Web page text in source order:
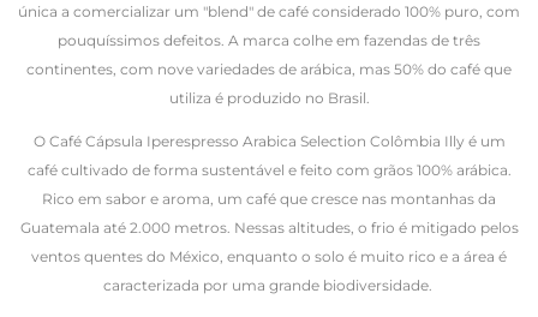
única a comercializar um "blend" de café considerado 100% puro, com
pouquíssimos defeitos. A marca colhe em fazendas de três
continentes, com nove variedades de arábica, mas 50% do café que
utiliza é produzido no Brasil.
O Café Cápsula Iperespresso Arabica Selection Colômbia Illy é um
café cultivado de forma sustentável e feito com grãos 100% arábica.
Rico em sabor e aroma, um café que cresce nas montanhas da
Guatemala até 2.000 metros. Nessas altitudes, o frio é mitigado pelos
ventos quentes do México, enquanto o solo é muito rico e a área é
caracterizada por uma grande biodiversidade.